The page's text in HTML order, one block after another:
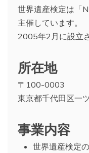
世界遺産検定は「
主催しています。
2005年2月に設立
所在地
〒100-0003
東京都千代田区一
事業内容
世界遺産検定